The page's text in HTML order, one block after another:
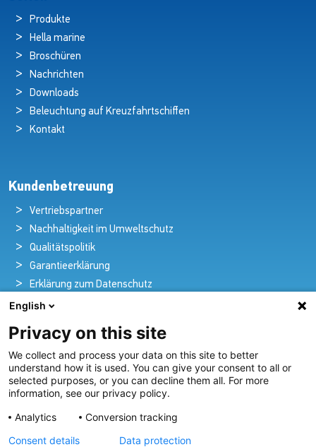
Produkte
Hella marine
Broschüren
Nachrichten
Downloads
Beleuchtung auf Kreuzfahrtschiffen
Kontakt
Kundenbetreuung
Vertriebspartner
Nachhaltigkeit im Umweltschutz
Qualitätspolitik
Garantieerklärung
Erklärung zum Datenschutz
Rechtlicher Hinweis
Pioniere in nautischer Brillanz und Innovation
Seit über 100 Jahren entwickeln und liefern wir mit
Leidenschaft innovative Beleuchtungslösungen für alle
Bereiche der maritimen Industrie.
English
Privacy on this site
We collect and process your data on this site to better
understand how it is used. You can give your consent to all or
selected purposes, or you can decline them all. For more
information, see our privacy policy.
Analytics
Conversion tracking
Consent details
Data protection